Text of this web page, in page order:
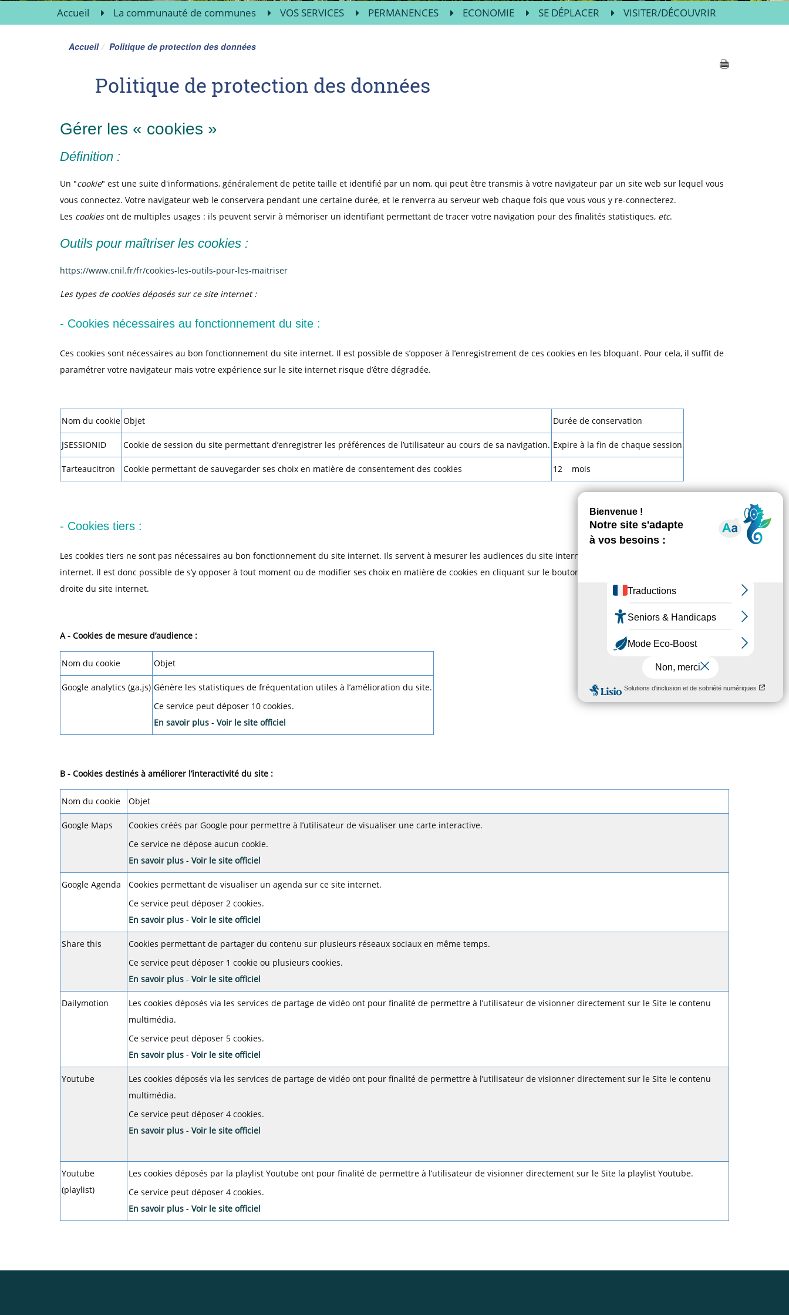
Accueil La communauté de communes VOS SERVICES PERMANENCES ECONOMIE SE DÉPLACER VISITER/DÉCOUVRIR
Accueil Politique de protection des données
Politique de protection des données
Gérer les « cookies »
Définition :
Un "cookie" est une suite d'informations, généralement de petite taille et identifié par un nom, qui peut être transmis à votre navigateur par un site web sur lequel vous
vous connectez. Votre navigateur web le conservera pendant une certaine durée, et le renverra au serveur web chaque fois que vous vous y re-connecterez.
Les cookiesont de multiples usages : ils peuvent servir à mémoriser un identifiant permettant de tracer votre navigation pour des finalités statistiques, etc.
Outils pour maîtriser les cookies :
https://www.cnil.fr/fr/cookies-les-outils-pour-les-maitriser
Les types de cookies déposés sur ce site internet :
- Cookies nécessaires au fonctionnement du site :
Ces cookies sont nécessaires au bon fonctionnement du site internet. Il est possible de s’opposer à l’enregistrement de ces cookies en les bloquant. Pour cela, il suffit de
paramétrer votre navigateur mais votre expérience sur le site internet risque d’être dégradée.
Nom du cookie Objet Durée de conservation
JSESSIONID Cookie de session du site permettant d’enregistrer les préférences de l’utilisateur au cours de sa navigation. Expire à la fin de chaque session
Tarteaucitron Cookie permettant de sauvegarder ses choix en matière de consentement des cookies 12 mois
- Cookies tiers :
Les cookies tiers ne sont pas nécessaires au bon fonctionnement du site internet. Ils servent à mesurer les audiences du site internet et à améliorer l’interactivité du site
internet. Il est donc possible de s’y opposer à tout moment ou de modifier ses choix en matière de cookies en cliquant sur le bouton « Gestion des cookies » en bas à
droite du site internet.
A - Cookies de mesure d’audience :
Nom du cookie Objet
Google analytics (ga.js) Génère les statistiques de fréquentation utiles à l’amélioration du site.
Ce service peut déposer 10 cookies.
En savoir plus - Voir le site officiel
B - Cookies destinés à améliorer l’interactivité du site :
Nom du cookie Objet
Google Maps
Cookies créés par Google pour permettre à l’utilisateur de visualiser une carte interactive.
Ce service ne dépose aucun cookie.
En savoir plus - Voir le site officiel
Google Agenda
Cookies permettant de visualiser un agenda sur ce site internet.
Ce service peut déposer 2 cookies.
En savoir plus - Voir le site officiel
Share this
Cookies permettant de partager du contenu sur plusieurs réseaux sociaux en même temps.
Ce service peut déposer 1 cookie ou plusieurs cookies.
En savoir plus - Voir le site officiel
Dailymotion
Les cookies déposés via les services de partage de vidéo ont pour finalité de permettre à l’utilisateur de visionner directement sur le Site le contenu
multimédia.
Ce service peut déposer 5 cookies.
En savoir plus - Voir le site officiel
Youtube
Les cookies déposés via les services de partage de vidéo ont pour finalité de permettre à l’utilisateur de visionner directement sur le Site le contenu
multimédia.
Ce service peut déposer 4 cookies.
En savoir plus - Voir le site officiel
Youtube
(playlist)
Les cookies déposés par la playlist Youtube ont pour finalité de permettre à l’utilisateur de visionner directement sur le Site la playlist Youtube.
Ce service peut déposer 4 cookies.
En savoir plus - Voir le site officiel